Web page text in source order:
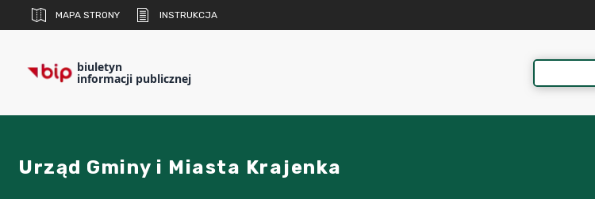
MAPA STRONY INSTRUKCJA
biuletyn
informacji publicznej
Urząd Gminy i Miasta Krajenka